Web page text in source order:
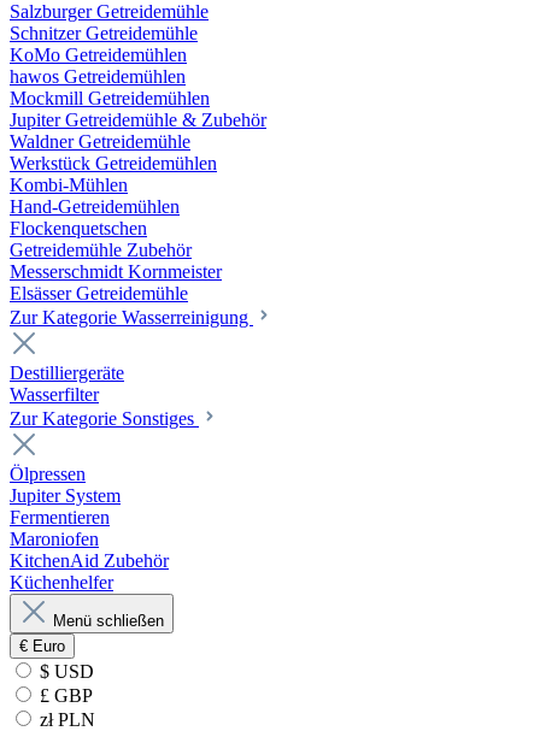
Salzburger Getreidemühle
Schnitzer Getreidemühle
KoMo Getreidemühlen
hawos Getreidemühlen
Mockmill Getreidemühlen
Jupiter Getreidemühle & Zubehör
Waldner Getreidemühle
Werkstück Getreidemühlen
Kombi-Mühlen
Hand-Getreidemühlen
Flockenquetschen
Getreidemühle Zubehör
Messerschmidt Kornmeister
Elsässer Getreidemühle
Zur Kategorie Wasserreinigung
Destilliergeräte
Wasserfilter
Zur Kategorie Sonstiges
Ölpressen
Jupiter System
Fermentieren
Maroniofen
KitchenAid Zubehör
Küchenhelfer
Menü schließen
€ Euro
$ USD
£ GBP
zł PLN